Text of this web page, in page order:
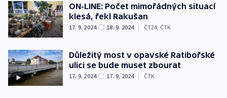
ON-LINE: Počet mimořádných situací
klesá, řekl Rakušan
17. 9. 2024 18. 9. 2024 | ČT24, ČTK
Důležitý most v opavské Ratibořské
ulici se bude muset zbourat
17. 9. 2024 17. 9. 2024 | ČTK